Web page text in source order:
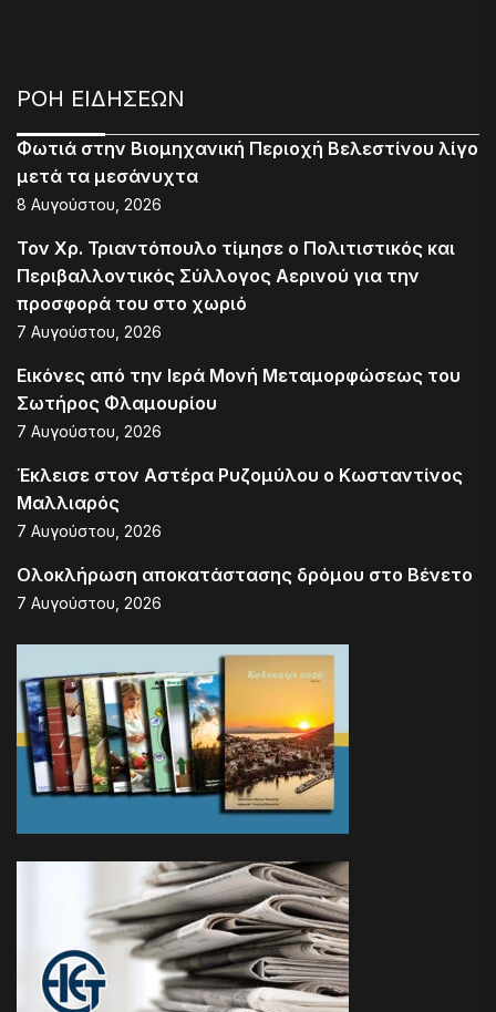
ΡΟΗ ΕΙΔΗΣΕΩΝ
Φωτιά στην Βιομηχανική Περιοχή Βελεστίνου λίγο
μετά τα μεσάνυχτα
8 Αυγούστου, 2026
Τον Χρ. Τριαντόπουλο τίμησε ο Πολιτιστικός και
Περιβαλλοντικός Σύλλογος Αερινού για την
προσφορά του στο χωριό
7 Αυγούστου, 2026
Εικόνες από την Ιερά Μονή Μεταμορφώσεως του
Σωτήρος Φλαμουρίου
7 Αυγούστου, 2026
Έκλεισε στον Αστέρα Ρυζομύλου ο Κωσταντίνος
Μαλλιαρός
7 Αυγούστου, 2026
Ολοκλήρωση αποκατάστασης δρόμου στο Βένετο
7 Αυγούστου, 2026